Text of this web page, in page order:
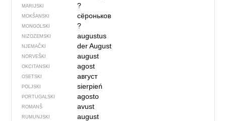
MARIJSKI ?
MOKŠANSKI сёроньков
MONGOLSKI ?
NIZOZEMSKI augustus
NJEMAČKI der August
NORVEŠKI august
OKCITANSKI agost
OSETSKI август
POLJSKI sierpień
PORTUGALSKI agosto
ROMANŠ avust
RUMUNJSKI august